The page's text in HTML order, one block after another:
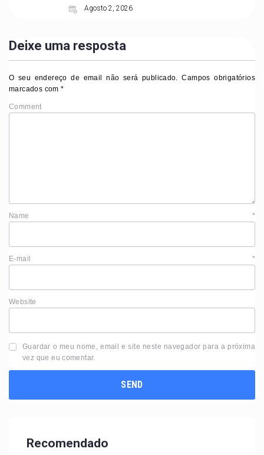
Agosto 2, 2026
Deixe uma resposta
O seu endereço de email não será publicado. Campos obrigatórios
marcados com*
Comment
Name *
E-mail *
Website
Guardar o meu nome, email e site neste navegador para a próxima
vez que eu comentar.
Recomendado